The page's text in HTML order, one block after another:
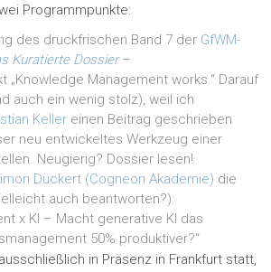
Programmpunkte:
des druckfrischen Band 7 der GfWM-
Kuratierte Dossier –
„Knowledge Management works.“ Darauf
auch ein wenig stolz), weil ich
Keller einen Beitrag geschrieben
neu entwickeltes Werkzeug einer
Neugierig? Dossier lesen!
Dückert (Cogneon Akademie) die
auch beantworten?):
x KI – Macht generative KI das
50% produktiver?“
in Präsenz in Frankfurt statt,